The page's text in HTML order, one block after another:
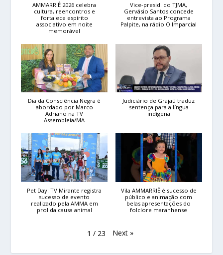
AMMARRIÊ 2026 celebra
cultura, reencontros e
fortalece espírito
associativo em noite
memorável
Vice-presid. do TJMA,
Gervásio Santos concede
entrevista ao Programa
Palpite, na rádio O Imparcial
Dia da Consciência Negra é
abordado por Marco
Adriano na TV
Assembleia/MA
Judiciário de Grajaú traduz
sentença para a língua
indígena
Pet Day: TV Mirante registra
sucesso de evento
realizado pela AMMA em
prol da causa animal
Vila AMMARRIÊ é sucesso de
público e animação com
belas apresentações do
folclore maranhense
1 / 23 Next »